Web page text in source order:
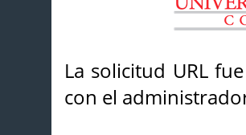
La solicitud URL
con el